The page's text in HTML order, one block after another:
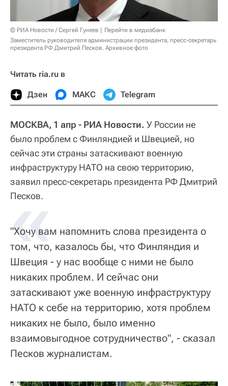
© РИА Новости / Сергей Гунеев
Перейти в медиабанк
Заместитель руководителя администрации президента, пресс-секретарь
президента РФ Дмитрий Песков. Архивное фото
Читать ria.ru в
Дзен МАКС Telegram
МОСКВА, 1 апр - РИА Новости. У России не
было проблем с Финляндией и Швецией, но
сейчас эти страны затаскивают военную
инфраструктуру НАТО на свою территорию,
заявил пресс-секретарь президента РФ Дмитрий
Песков.
«
"Хочу вам напомнить слова президента о
том, что, казалось бы, что Финляндия и
Швеция - у нас вообще с ними не было
никаких проблем. И сейчас они
затаскивают уже военную инфраструктуру
НАТО к себе на территорию, хотя проблем
никаких не было, было именно
взаимовыгодное сотрудничество", - сказал
Песков журналистам.